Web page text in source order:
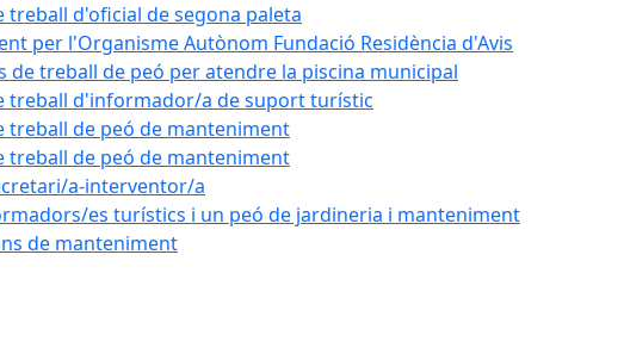
treball d'oficial de segona paleta
per l'Organisme Autònom Fundació Residència d'Avis
de treball de peó per atendre la piscina municipal
treball d'informador/a de suport turístic
treball de peó de manteniment
treball de peó de manteniment
a-interventor/a
es turístics i un peó de jardineria i manteniment
de manteniment